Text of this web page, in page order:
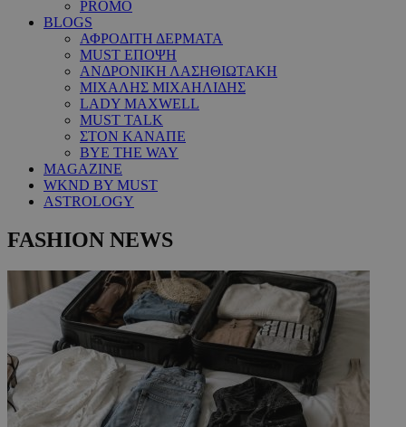
PROMO
BLOGS
ΑΦΡΟΔΙΤΗ ΔΕΡΜΑΤΑ
MUST ΕΠΟΨΗ
ΑΝΔΡΟΝΙΚΗ ΛΑΣΗΘΙΩΤΑΚΗ
ΜΙΧΑΛΗΣ ΜΙΧΑΗΛΙΔΗΣ
LADY MAXWELL
MUST TALK
ΣΤΟΝ ΚΑΝΑΠΕ
BYE THE WAY
MAGAZINE
WKND BY MUST
ASTROLOGY
FASHION NEWS